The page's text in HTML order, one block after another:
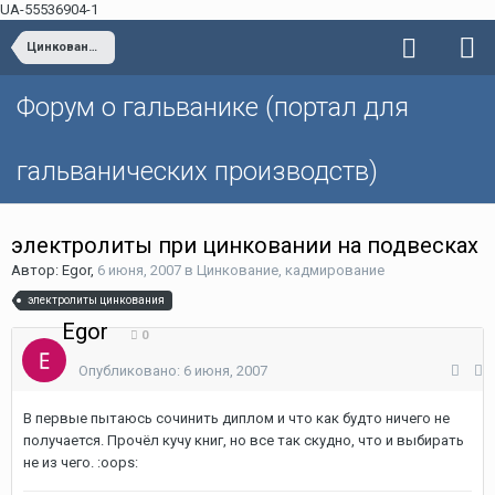
UA-55536904-1
Цинкование, кадмирование
Форум о гальванике (портал для
гальванических производств)
электролиты при цинковании на подвесках
Автор: Egor, 6 июня, 2007 в Цинкование, кадмирование
электролиты цинкования
Egor 0
Опубликовано: 6 июня, 2007
В первые пытаюсь сочинить диплом и что как будто ничего не
получается. Прочёл кучу книг, но все так скудно, что и выбирать
не из чего. :oops: